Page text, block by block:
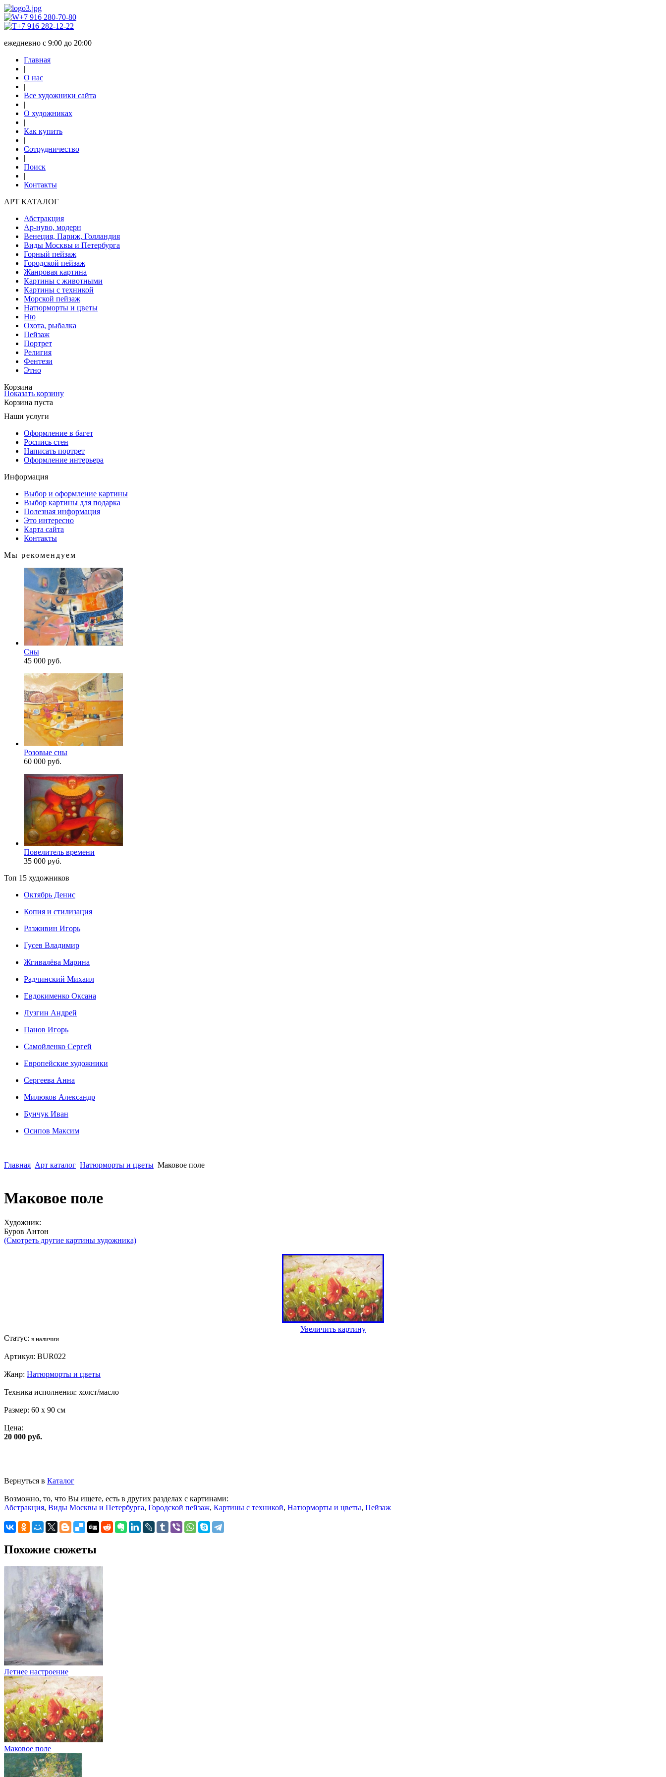
+7 916 280-70-80
+7 916 282-12-22
ежедневно с 9:00 до 20:00
Главная
|
О нас
|
Все художники сайта
|
О художниках
|
Как купить
|
Сотрудничество
|
Поиск
|
Контакты
АРТ КАТАЛОГ
Абстракция
Ар-нуво, модерн
Венеция, Париж, Голландия
Виды Москвы и Петербурга
Горный пейзаж
Городской пейзаж
Жанровая картина
Картины с животными
Картины с техникой
Морской пейзаж
Натюрморты и цветы
Ню
Охота, рыбалка
Пейзаж
Портрет
Религия
Фентези
Этно
Корзина
Показать корзину
Корзина пуста
Наши услуги
Оформление в багет
Роспись стен
Написать портрет
Оформление интерьера
Информация
Выбор и оформление картины
Выбор картины для подарка
Полезная информация
Это интересно
Карта сайта
Контакты
Мы рекомендуем
Сны
45 000 руб.
Розовые сны
60 000 руб.
Повелитель времени
35 000 руб.
Топ 15 художников
Октябрь Денис
Копия и стилизация
Разживин Игорь
Гусев Владимир
Жгивалёва Марина
Радчинский Михаил
Евдокименко Оксана
Лузгин Андрей
Панов Игорь
Сaмoйленко Сергей
Европейские художники
Сергеева Анна
Милюков Александр
Бунчук Иван
Осипoв Максим
Главная Арт каталог Натюрморты и цветы Маковое поле
Маковое поле
Художник:
Буров Антон
(Смотреть другие картины художника)
Увеличить картину
Статус: в наличии
Артикул: BUR022
Жанр: Натюрморты и цветы
Техника исполнения: холст/масло
Размер: 60 x 90 см
Цена:
20 000 руб.
Вернуться в Каталог
Возможно, то, что Вы ищете, есть в других разделах с картинами:
Абстракция, Виды Москвы и Петербурга, Городской пейзаж, Картины с техникой, Натюрморты и цветы, Пейзаж
Похожие сюжеты
Летнее настроение
Маковое поле